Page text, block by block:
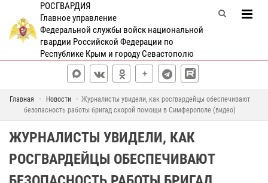
РОСГВАРДИЯ
Главное управление
Федеральной службы войск национальной
гвардии Российской Федерации по
Республике Крым и городу Севастополю
Главная Новости
Журналисты увидели, как росгвардейцы обеспечивают
безопасность работы бригад скорой помощи в Симферополе (видео)
ЖУРНАЛИСТЫ УВИДЕЛИ, КАК
РОСГВАРДЕЙЦЫ ОБЕСПЕЧИВАЮТ